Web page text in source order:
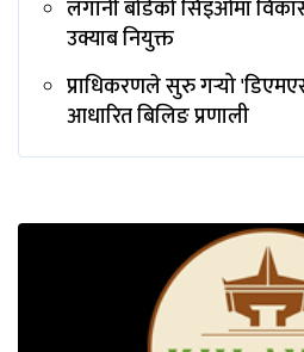
लगानी बोर्डको सिइओमा
उक्याब नियुक्त
प्राधिकरणले सुरु गर्‍यो
आधारित बिलिङ प्रणाली